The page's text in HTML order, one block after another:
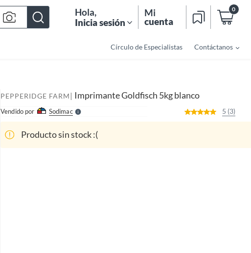
Hola,
Inicia sesión
Mi
cuenta
0
Círculo de Especialistas Contáctanos
PEPPERIDGE FARM | Imprimante Goldfisch 5kg blanco
Vendido por SodimacS
l
5 (3)
Producto sin stock :(